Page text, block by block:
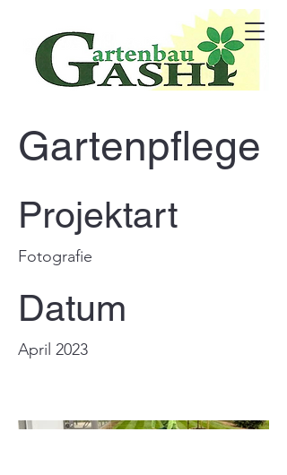
Gartenpflege
Projektart
Fotografie
Datum
April 2023